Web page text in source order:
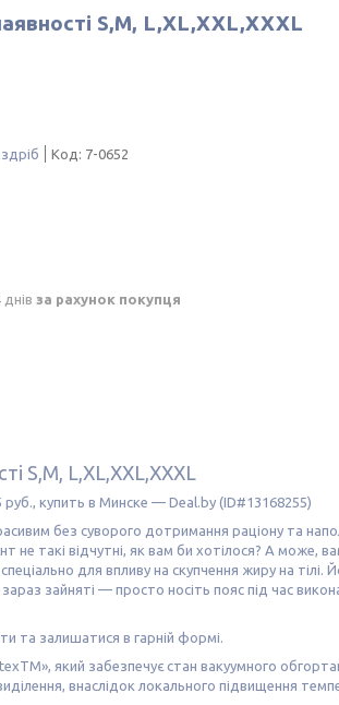
S,M, L,XL,XXL,XXXL
Код: 7-0652
за рахунок покупця
S,M, L,XL,XXL,XXXL
без суворого дотримання раціону та
не такі відчутні, як вам би хотілося? А може,
для впливу на скупчення жиру на тілі.
зайняті — просто носіть пояс під час
та залишатися в гарній формі.
який забезпечує стан вакуумного
внаслідок локального підвищення